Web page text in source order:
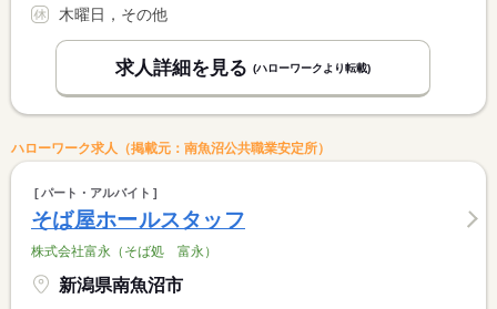
木曜日，その他
求人詳細を見る (ハローワークより転載)
ハローワーク求人（掲載元：南魚沼公共職業安定所）
パート・アルバイト
そば屋ホールスタッフ
株式会社富永（そば処 富永）
新潟県南魚沼市